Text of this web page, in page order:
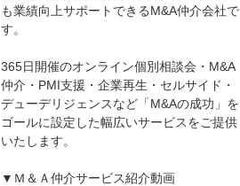
も業績向上サポートできるM&A仲介会社で
す。
365日開催のオンライン個別相談会・M&A
仲介・PMI支援・企業再生・セルサイド・
デューデリジェンスなど「M&Aの成功」を
ゴールに設定した幅広いサービスをご提供
いたします。
▼Ｍ＆Ａ仲介サービス紹介動画